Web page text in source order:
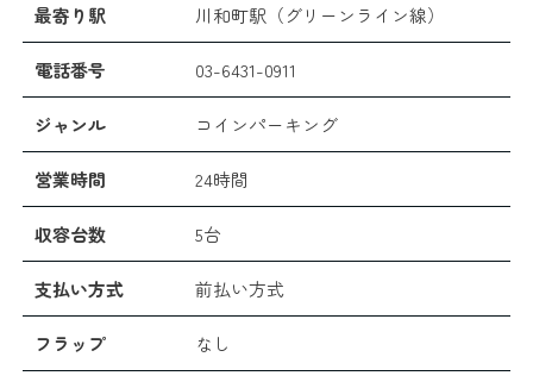
最寄り駅 川和町駅（グリーンライン線）
電話番号 03-6431-0911
ジャンル コインパーキング
営業時間 24時間
収容台数 5台
支払い方式 前払い方式
フラップ なし